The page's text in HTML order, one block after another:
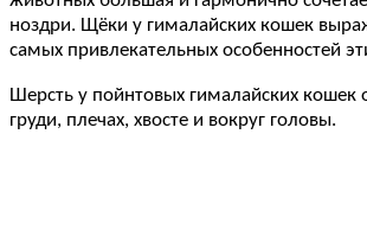
ноздри. Щёки у гималайских кошек
самых привлекательных особенностей
Шерсть у пойнтовых гималайских
груди, плечах, хвосте и вокруг головы.